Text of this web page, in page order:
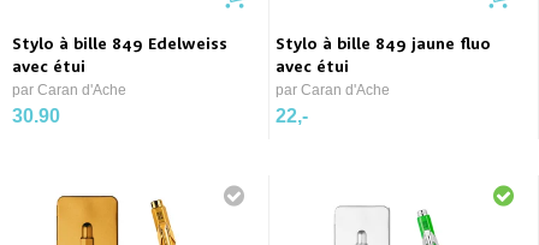
Stylo à bille 849 Edelweiss
avec étui
par Caran d'Ache
30.90
Stylo à bille 849 jaune fluo
avec étui
par Caran d'Ache
22,-